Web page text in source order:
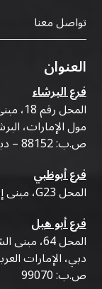
تواصل معنا
العنوان
فرع البرشاء
مول الإمارات، البرشاء
ص.ب: 88152 – دبي – الإمارات العربية المتحدة
فرع أبوظبي
المحل G23، مبنى إنرجي - مصفح - M20 - أبوظبي
فرع أبو هيل
المحل
دبي، الإمارات
ص.ب: 99070